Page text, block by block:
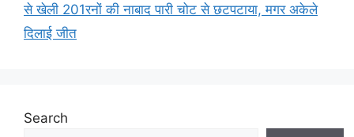
से खेली 201रनों की नाबाद पारी चोट से छटपटाया, मगर अकेले
दिलाई जीत
Search